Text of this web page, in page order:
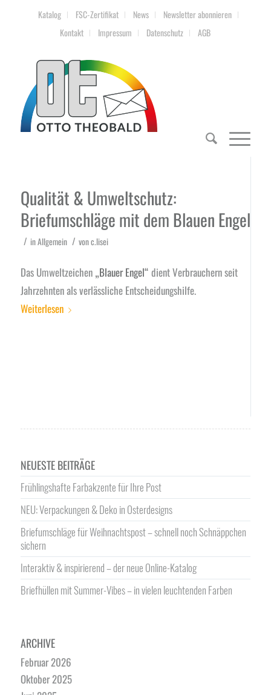
Katalog FSC-Zertifikat News
Newsletter abonnieren
Kontakt
Impressum Datenschutz AGB
Qualität & Umweltschutz:
Briefumschläge mit dem Blauen Engel
/ inAllgemein / vonc.lisei
Das Umweltzeichen „Blauer Engel“ dient Verbrauchern seit
Jahrzehnten als verlässliche Entscheidungshilfe.
Weiterlesen
NEUESTE BEITRÄGE
Frühlingshafte Farbakzente für Ihre Post
NEU: Verpackungen & Deko in Osterdesigns
Briefumschläge für Weihnachtspost – schnell noch Schnäppchen
sichern
Interaktiv & inspirierend – der neue Online-Katalog
Briefhüllen mit Summer-Vibes – in vielen leuchtenden Farben
ARCHIVE
Februar 2026
Oktober 2025